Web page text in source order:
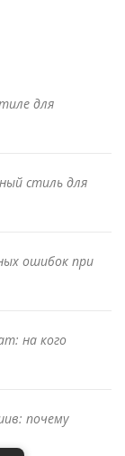
для
стиль для
ошибок при
на кого
почему